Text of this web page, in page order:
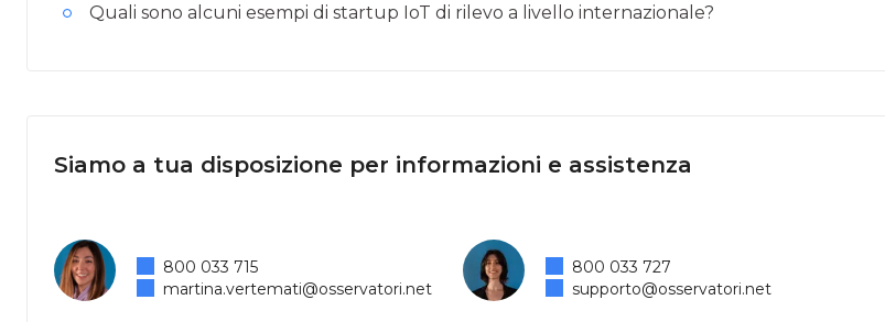
Quali sono alcuni esempi di startup IoT di rilevo a livello internazionale?
Siamo a tua disposizione per informazioni e assistenza
800 033 715
martina.vertemati@osservatori.net
800 033 727
supporto@osservatori.net